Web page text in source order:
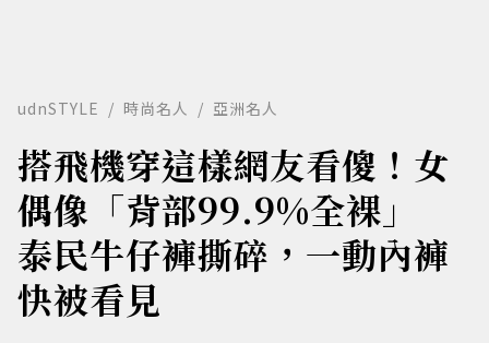
udnSTYLE 時尚名人 亞洲名人
搭飛機穿這樣網友看傻！女
偶像「背部99.9%全裸」
泰民牛仔褲撕碎，一動內褲
快被看見